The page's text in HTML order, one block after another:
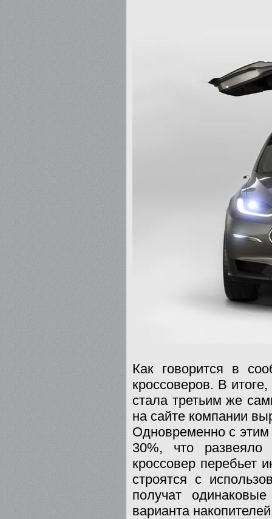
Как говорится в
кроссоверов. В
стала третьим же
на сайте компании
Одновременно с
30%, что развеяло
кроссовер перебьет
строятся с
получат
варианта